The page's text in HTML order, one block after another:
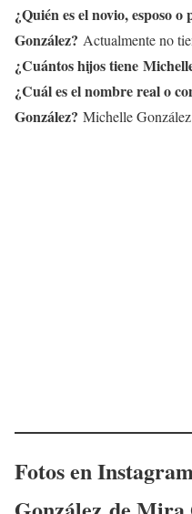
¿Quién es el novio, esposo o
González? Actualmente no
¿Cuántos hijos tiene
¿Cuál es el nombre real o
González? Michelle
Fotos en